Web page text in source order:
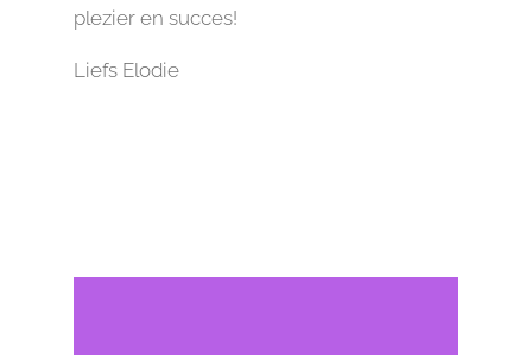
plezier en succes!
Liefs Elodie